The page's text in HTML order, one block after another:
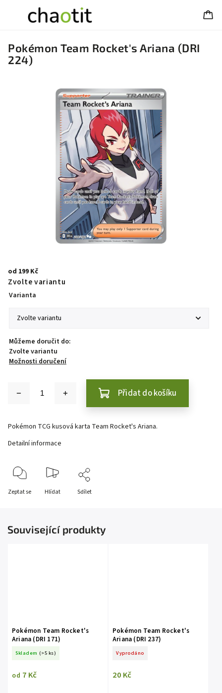
Pokémon Team Rocket's Ariana (DRI
224)
od 199 Kč
Zvolte variantu
Varianta
Můžeme doručit do:
Zvolte variantu
Možnosti doručení
Přidat do košíku
Pokémon TCG kusová karta Team Rocket's Ariana.
Detailní informace
Zeptat se Hlídat Sdílet
Související produkty
Pokémon Team Rocket's
Ariana (DRI 171)
Skladem (>5 ks)
od 7 Kč
Pokémon Team Rocket's
Ariana (DRI 237)
Vyprodáno
20 Kč